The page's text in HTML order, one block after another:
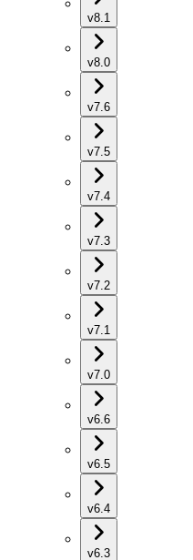
v8.1
v8.0
v7.6
v7.5
v7.4
v7.3
v7.2
v7.1
v7.0
v6.6
v6.5
v6.4
v6.3